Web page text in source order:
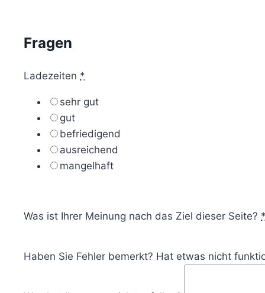
Fragen
Ladezeiten *
sehr gut
gut
befriedigend
ausreichend
mangelhaft
Was ist Ihrer Meinung nach das Ziel dieser Seite? *
Haben Sie Fehler bemerkt? Hat etwas nicht